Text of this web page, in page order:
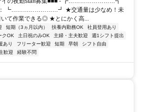
ト： ┗……………………┛ ★交通量は少なめ！未
て作業できる◎ ★とにかく高...
短期（3ヵ月以内） 扶養内勤務OK
社員登用あり
クOK 土日祝のみOK 主婦・主夫歓迎
週1シフト提出
あり フリーター歓迎 短期 早朝
シフト自由
歓迎 経験不問